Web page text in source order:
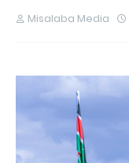
Misalaba Media